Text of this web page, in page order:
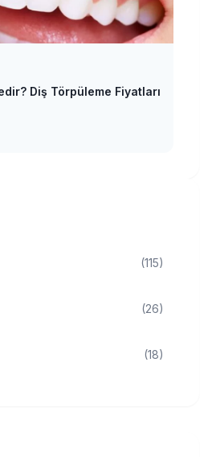
Diş Törpüleme Fiyatları
(115)
(26)
(18)